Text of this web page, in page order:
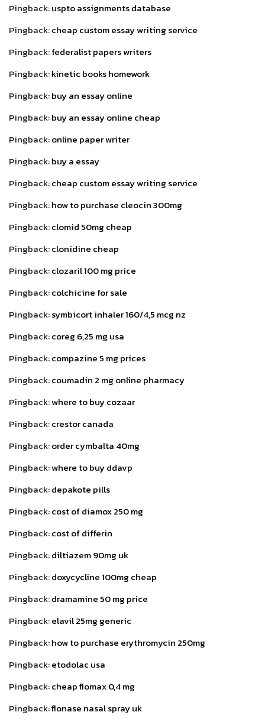
Pingback:uspto assignments database
Pingback:cheap custom essay writing service
Pingback:federalist papers writers
Pingback:kinetic books homework
Pingback:buy an essay online
Pingback:buy an essay online cheap
Pingback:online paper writer
Pingback:buy a essay
Pingback:cheap custom essay writing service
Pingback:how to purchase cleocin 300mg
Pingback:clomid 50mg cheap
Pingback:clonidine cheap
Pingback:clozaril 100 mg price
Pingback:colchicine for sale
Pingback:symbicort inhaler 160/4,5 mcg nz
Pingback:coreg 6,25 mg usa
Pingback:compazine 5 mg prices
Pingback:coumadin 2 mg online pharmacy
Pingback:where to buy cozaar
Pingback:crestor canada
Pingback:order cymbalta 40mg
Pingback:where to buy ddavp
Pingback:depakote pills
Pingback:cost of diamox 250 mg
Pingback:cost of differin
Pingback:diltiazem 90mg uk
Pingback:doxycycline 100mg cheap
Pingback:dramamine 50 mg price
Pingback:elavil 25mg generic
Pingback:how to purchase erythromycin 250mg
Pingback:etodolac usa
Pingback:cheap flomax 0,4 mg
Pingback:flonase nasal spray uk